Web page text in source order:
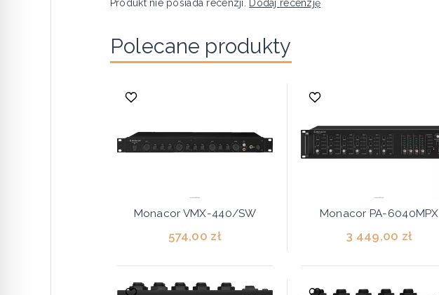
Produkt nie posiada recenzji. Dodaj recenzję
Polecane produkty
Monacor VMX-440/SW
574,00 zł
Monacor PA-6040MPX
3 449,00 zł